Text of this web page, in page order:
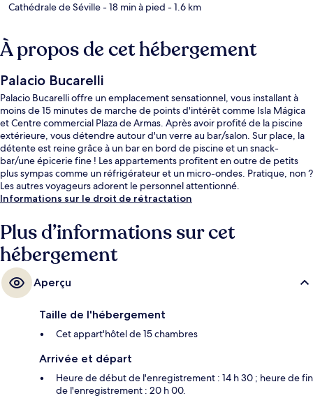
Cathédrale de Séville- 18 min à pied - 1.6 km
À propos de cet hébergement
Palacio Bucarelli
Palacio Bucarelli offre un emplacement sensationnel, vous installant à
moins de 15 minutes de marche de points d'intérêt comme Isla Mágica
et Centre commercial Plaza de Armas. Après avoir profité de la piscine
extérieure, vous détendre autour d'un verre au bar/salon. Sur place, la
détente est reine grâce à un bar en bord de piscine et un snack-
bar/une épicerie fine ! Les appartements profitent en outre de petits
plus sympas comme un réfrigérateur et un micro-ondes. Pratique, non ?
Les autres voyageurs adorent le personnel attentionné.
Informations sur le droit de rétractation
Plus d’informations sur cet
hébergement
Aperçu
Taille de l'hébergement
Cet appart'hôtel de 15 chambres
Arrivée et départ
Heure de début de l'enregistrement : 14 h 30 ; heure de fin
de l'enregistrement : 20 h 00.